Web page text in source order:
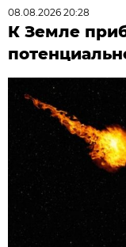
08.08.2026 20:28
К Земле